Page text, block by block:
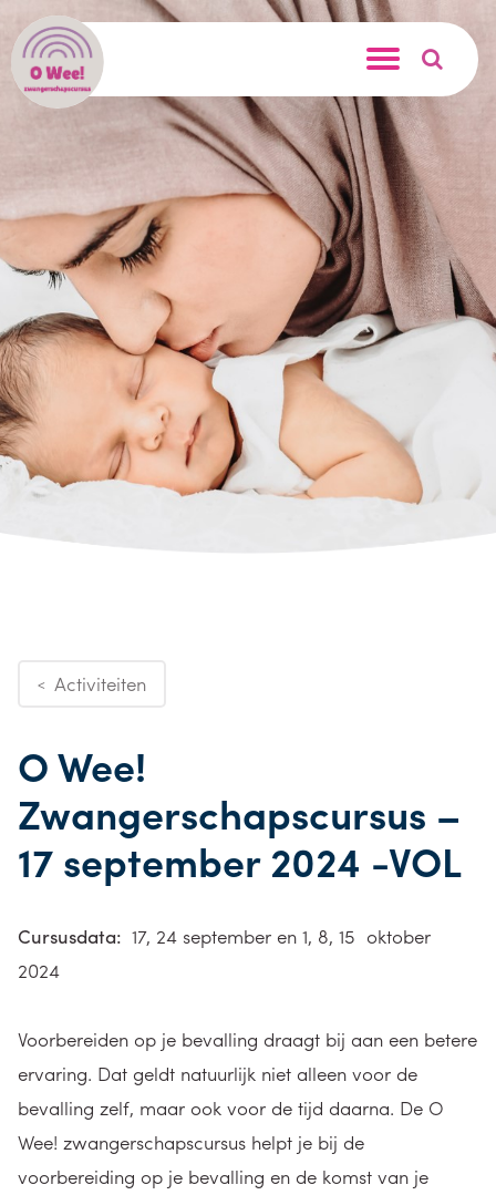
< Activiteiten
O Wee!
Zwangerschapscursus –
17 september 2024 -VOL
Cursusdata: 17, 24 september en 1, 8, 15 oktober
2024
Voorbereiden op je bevalling draagt bij aan een betere
ervaring. Dat geldt natuurlijk niet alleen voor de
bevalling zelf, maar ook voor de tijd daarna. De O
Wee! zwangerschapscursus helpt je bij de
voorbereiding op je bevalling en de komst van je